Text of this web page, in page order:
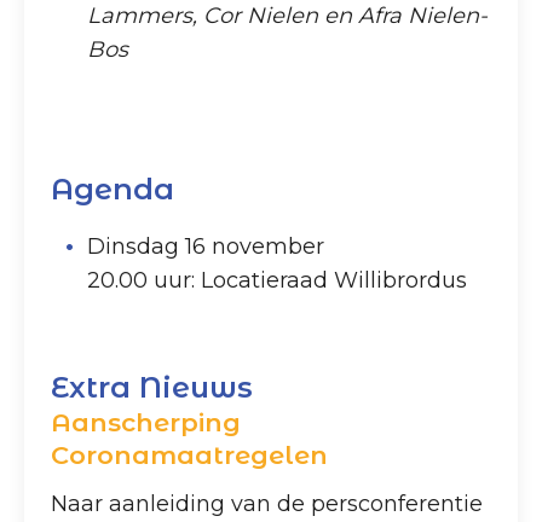
Lammers, Cor Nielen en Afra Nielen-
Bos
Agenda
Dinsdag 16 november
20.00 uur: Locatieraad Willibrordus
Extra Nieuws
Aanscherping
Coronamaatregelen
Naar aanleiding van de persconferentie